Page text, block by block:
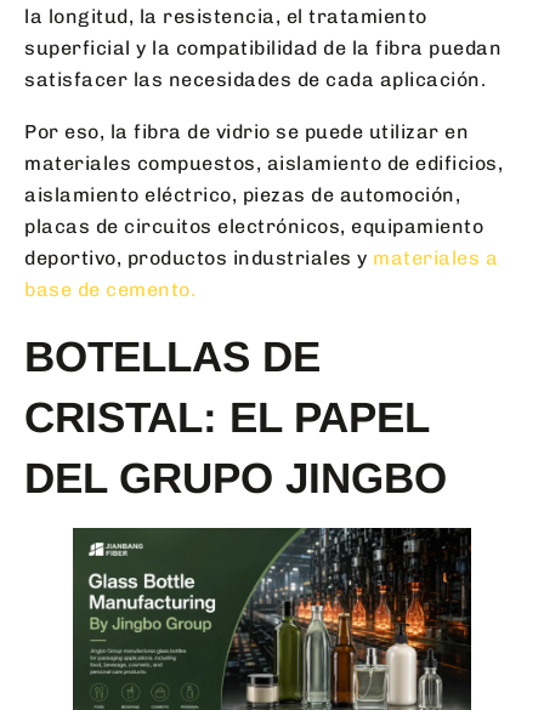
la longitud, la resistencia, el tratamiento
superficial y la compatibilidad de la fibra puedan
satisfacer las necesidades de cada aplicación.
Por eso, la fibra de vidrio se puede utilizar en
materiales compuestos, aislamiento de edificios,
aislamiento eléctrico, piezas de automoción,
placas de circuitos electrónicos, equipamiento
deportivo, productos industriales y materiales a
base de cemento.
BOTELLAS DE
CRISTAL: EL PAPEL
DEL GRUPO JINGBO